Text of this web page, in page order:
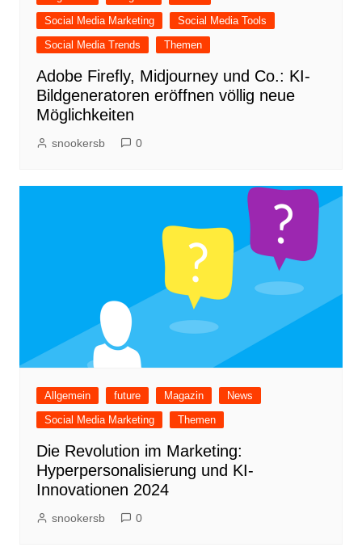
Social Media Marketing
Social Media Tools
Social Media Trends
Themen
Adobe Firefly, Midjourney und Co.: KI-
Bildgeneratoren eröffnen völlig neue
Möglichkeiten
snookersb 0
Allgemein future Magazin
News
Social Media Marketing
Themen
Die Revolution im Marketing:
Hyperpersonalisierung und KI-
Innovationen 2024
snookersb 0